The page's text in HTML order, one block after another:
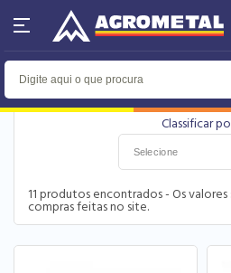
Home Ferramentas e Equipamentos
11 produtos encontrados - Os valores
compras feitas no site.